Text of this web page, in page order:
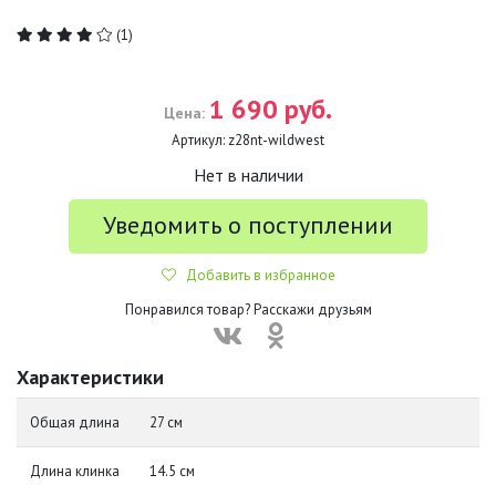
(1)
Цена: 1 690 руб.
Артикул: z28nt-wildwest
Нет в наличии
Уведомить о поступлении
Добавить в избранное
Понравился товар? Расскажи друзьям
Характеристики
Общая длина 27 см
Длина клинка 14.5 см